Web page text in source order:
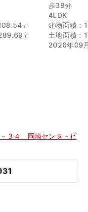
㎡
㎡
歩39分
4LDK
建物面積：
土地面積：
2026年09
３４ 岡崎センタ－ビ